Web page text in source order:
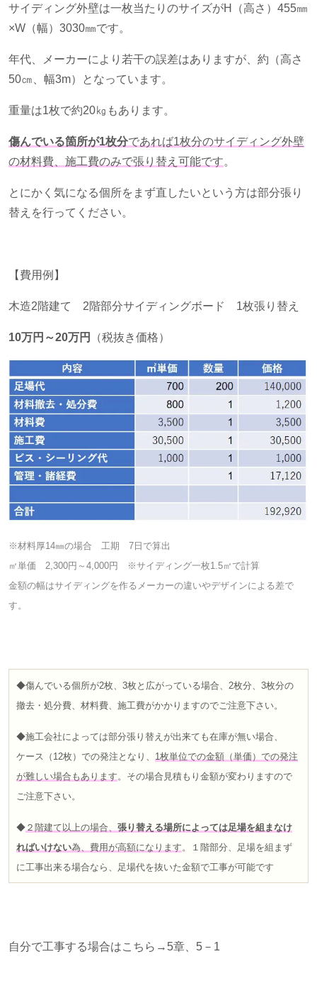
サイディング外壁は一枚当たりのサイズがH （高さ） 455㎜
×W （幅） 3030㎜です。
年代、メーカーにより若干の誤差はありますが、約（高さ
50㎝、幅3m）となっています。
重量は1枚で約20㎏もあります。
傷んでいる箇所が1枚分であれば1枚分のサイディング外壁
の材料費、施工費のみで張り替え可能です。
とにかく気になる個所をまず直したいという方は部分張り
替えを行ってください。
【費用例】
木造2階建て 2階部分サイディングボード 1枚張り替え
10万円～20万円 （税抜き価格）
※材料厚14㎜の場合 工期 7日で算出
㎡単価 2,300円～4,000円 ※サイディング一枚1.5㎡で計算
金額の幅はサイディングを作るメーカーの違いやデザインによる差で
す。
◆傷んでいる個所が2枚、3枚と広がっている場合、2枚分、3枚分の
撤去・処分費、材料費、施工費がかかりますのでご注意下さい。
◆施工会社によっては部分張り替えが出来ても在庫が無い場合、
ケース（12枚）での発注となり、 1枚単位での金額（単価）での発注
が難しい場合もあります。その場合見積もり金額が変わりますので
ご注意下さい。
◆ ２階建て以上の場合、 張り替える場所によっては足場を組まなけ
ればいけない為、費用が高額になります。１階部分、足場を組まず
に工事出来る場合なら、足場代を抜いた金額で工事が可能です
自分で工事する場合はこちら→5章、5－1